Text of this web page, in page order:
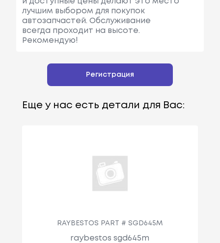
лучшим выбором для покупок
автозапчастей. Обслуживание
всегда проходит на высоте.
Рекомендую!
Регистрация
Еще у нас есть детали для Вас:
RAYBESTOS PART # SGD645M
raybestos sgd645m